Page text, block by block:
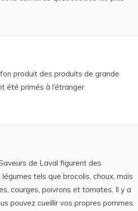
produit des produits de grande
été primés à l’étranger.
de Laval figurent des
tels que brocolis, choux, maïs
courges, poivrons et tomates. Il y a
pouvez cueillir vos propres pommes.